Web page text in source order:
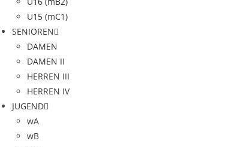
U15 (mC1)
SENIOREN
DAMEN
DAMEN II
HERREN III
HERREN IV
JUGEND
wA
wB